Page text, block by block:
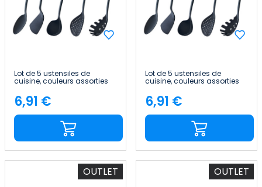
Lot de 5 ustensiles de
cuisine, couleurs assorties
Price
6,91 €
Lot de 5 ustensiles de
cuisine, couleurs assorties
Price
6,91 €
OUTLET OUTLET